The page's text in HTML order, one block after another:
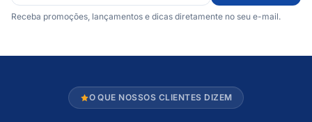
Receba promoções, lançamentos e dicas diretamente no seu e-mail.
O QUE NOSSOS CLIENTES DIZEM